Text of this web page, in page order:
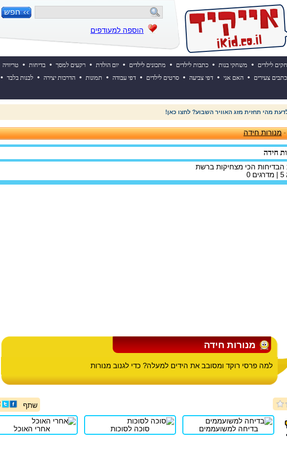
הוספה למעודפים
לילדים • משחקי בנות • כתבות לילדים • מתכונים לילדים • יום הולדת • רקעים למסך • בדיחות • טריוויה
כתבים צעירים • האם אני • דפי צביעה • סרטים לילדים • דפי עבודה • תמונות • הדרכות יצירה • לבנות בלבד •
מהי תחזית מזג האוויר השבוע? לחצו כאן!
מנורות חידה
חידה
הבדיחות הכי מצחיקות ברשת
5 | מדרגים 0
מנורות חידה
למה פרסי רוקד ומסובב את הידים למעלה? כדי לגנוב מנורות
שתף
בדיחה למשועממים סוכה לסוכות אחרי האוכל